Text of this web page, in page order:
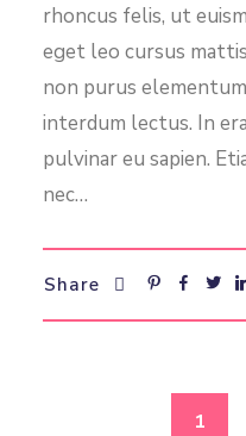
rhoncus felis, ut
eget leo cursus
non purus
interdum lectus. In
pulvinar eu sapien.
nec…
Share
1